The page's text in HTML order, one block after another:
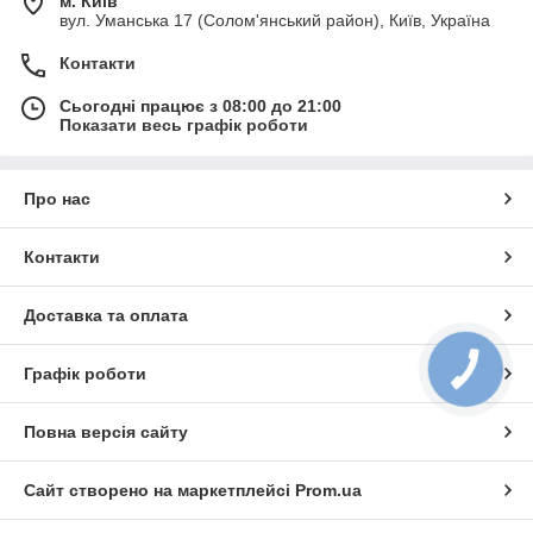
За більш детальною інформацією і для замовлення
093-527-66-65
050-157-44-46
вул. Уманська 17 (Солом'янський район), Київ, Україна
Контакти
Сьогодні працює з 08:00 до 21:00
Показати весь графік роботи
Про нас
Контакти
Доставка та оплата
Графік роботи
Повна версія сайту
Сайт створено на маркетплейсі Prom.ua